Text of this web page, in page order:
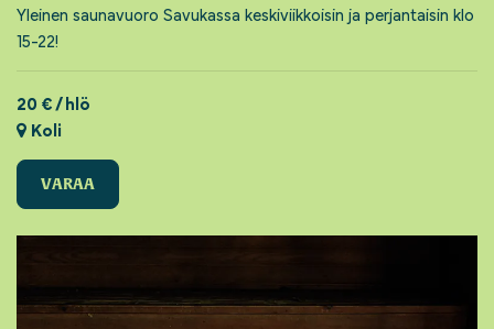
Yleinen saunavuoro Savukassa keskiviikkoisin ja perjantaisin klo
15-22!
20 € / hlö
Koli
VARAA